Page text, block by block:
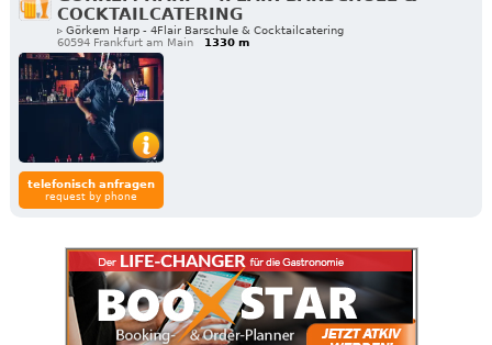
COCKTAILCATERING
▹ Görkem Harp - 4Flair Barschule & Cocktailcatering
60594 Frankfurt am Main
1330 m
telefonisch anfragen
request by phone